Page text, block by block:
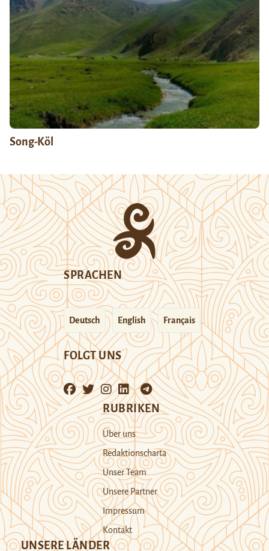
Song-Köl
SPRACHEN
Deutsch English Français
FOLGT UNS
RUBRIKEN
Über uns
Redaktionscharta
Unser Team
Unsere Partner
Impressum
Kontakt
UNSERE LÄNDER